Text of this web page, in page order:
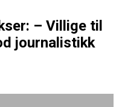
– Villige til
journalistikk